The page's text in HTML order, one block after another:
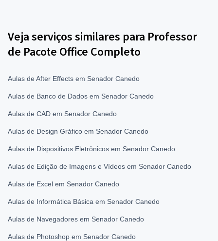
Veja serviços similares para Professor
de Pacote Office Completo
Aulas de After Effects em Senador Canedo
Aulas de Banco de Dados em Senador Canedo
Aulas de CAD em Senador Canedo
Aulas de Design Gráfico em Senador Canedo
Aulas de Dispositivos Eletrônicos em Senador Canedo
Aulas de Edição de Imagens e Vídeos em Senador Canedo
Aulas de Excel em Senador Canedo
Aulas de Informática Básica em Senador Canedo
Aulas de Navegadores em Senador Canedo
Aulas de Photoshop em Senador Canedo